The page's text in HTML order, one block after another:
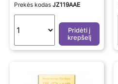
Prekės kodas JZ119AAE
Pridėti į
krepšelį